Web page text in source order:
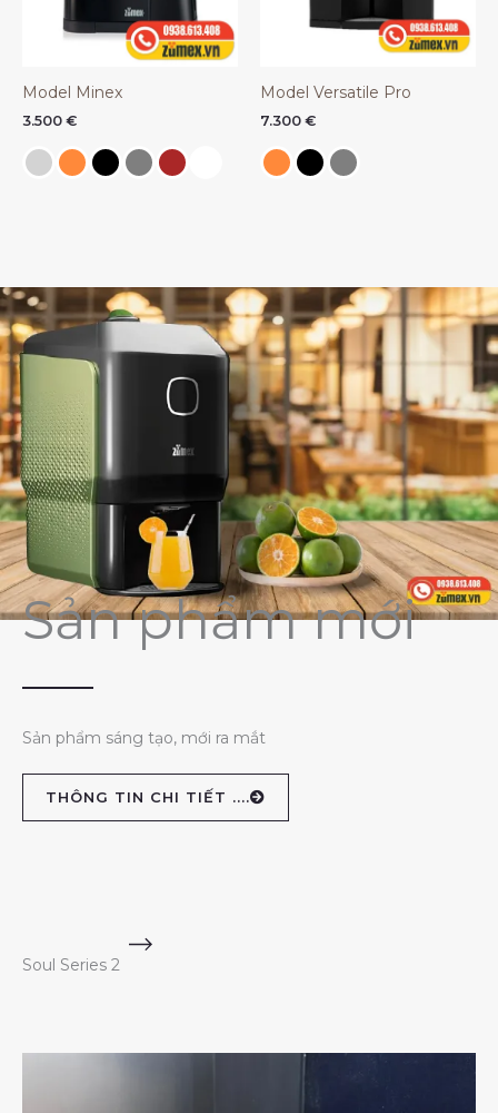
Model Minex
3.500 €
Model Versatile Pro
7.300 €
Sản phẩm mới
Sản phẩm sáng tạo, mới ra mắt
THÔNG TIN CHI TIẾT ....
Soul Series 2